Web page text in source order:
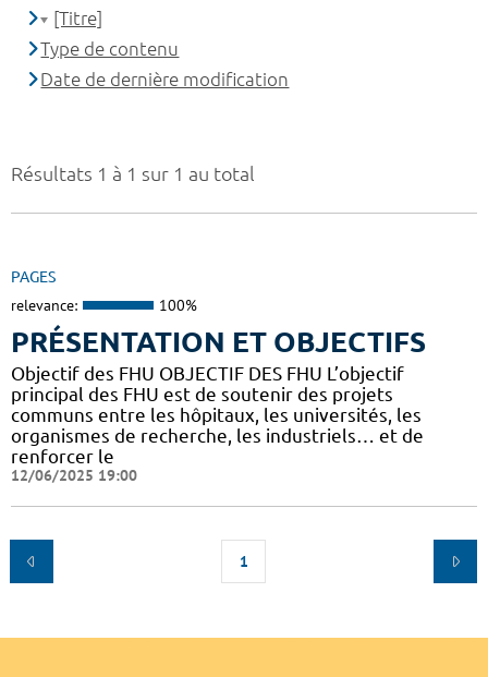
Résultats 1 à 1 sur 1 au total
PAGES
relevance: 100%
PRÉSENTATION ET OBJECTIFS
Objectif des FHU OBJECTIF DES FHU L’objectif
principal des FHU est de soutenir des projets
communs entre les hôpitaux, les universités, les
organismes de recherche, les industriels… et de
renforcer le
12/06/2025 19:00
1
[Titre]
Type de contenu
Date de dernière modification